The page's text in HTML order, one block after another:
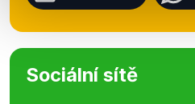
Sociální sítě